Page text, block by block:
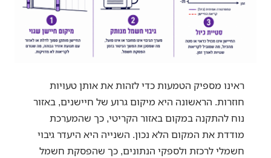
ראינו מספיק הטמעות כדי לזהות את אותן טעויות
חוזרות. הראשונה היא מיקום גרוע של חיישנים, באזור
נוח להתקנה במקום באזור הקריטי, כך שהמערכת
מודדת את המקום הלא נכון. השנייה היא היעדר גיבוי
חשמלי לרכזת ולספקי הנתונים, כך שהפסקת חשמל